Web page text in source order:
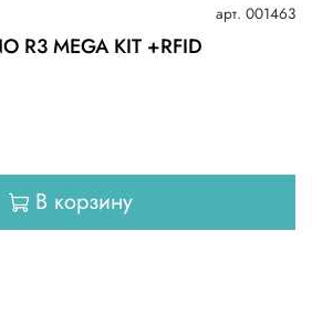
арт. 001463
R3 MEGA KIT +RFID
В корзину